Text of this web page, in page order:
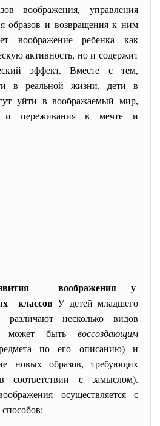
воображения, управления
образов и возвращения к ним
воображение ребенка как
активность, но и содержит
эффект. Вместе с тем,
в реальной жизни, дети в
уйти в воображаемый мир,
и переживания в мечте и
воображения у
классов У детей младшего
различают несколько видов
может быть воссоздающим
по его описанию) и
новых образов, требующих
соответствии с замыслом).
осуществляется с